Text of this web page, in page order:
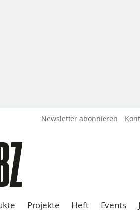
Newsletter abonnieren
Projekte Heft Events